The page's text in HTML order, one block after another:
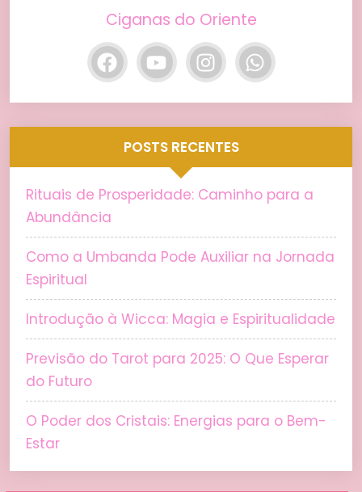
Ciganas do Oriente
POSTS RECENTES
Rituais de Prosperidade: Caminho para a
Abundância
Como a Umbanda Pode Auxiliar na Jornada
Espiritual
Introdução à Wicca: Magia e Espiritualidade
Previsão do Tarot para 2025: O Que Esperar
do Futuro
O Poder dos Cristais: Energias para o Bem-
Estar